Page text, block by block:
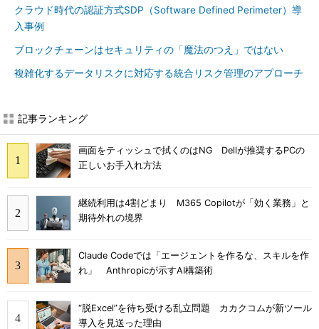
クラウド時代の認証方式SDP（Software Defined Perimeter）導
入事例
ブロックチェーンはセキュリティの「魔法のつえ」ではない
複雑化するデータリスクに対応する統合リスク管理のアプローチ
記事ランキング
画面をティッシュで拭くのはNG Dellが推奨するPCの
正しいお手入れ方法
継続利用は4割どまり M365 Copilotが「効く業務」と
期待外れの境界
Claude Codeでは「エージェントを作るな、スキルを作
れ」 Anthropicが示すAI構築術
“脱Excel”を待ち受ける乱立問題 カカクコムが新ツール
導入を見送った理由